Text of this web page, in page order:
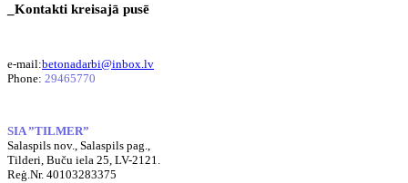
_Kontakti kreisajā pusē
e-mail:betonadarbi@inbox.lv
Phone: 29465770
SIA ”TILMER”
Salaspils nov., Salaspils pag.,
Tilderi, Buču iela 25, LV-2121.
Reģ.Nr. 40103283375